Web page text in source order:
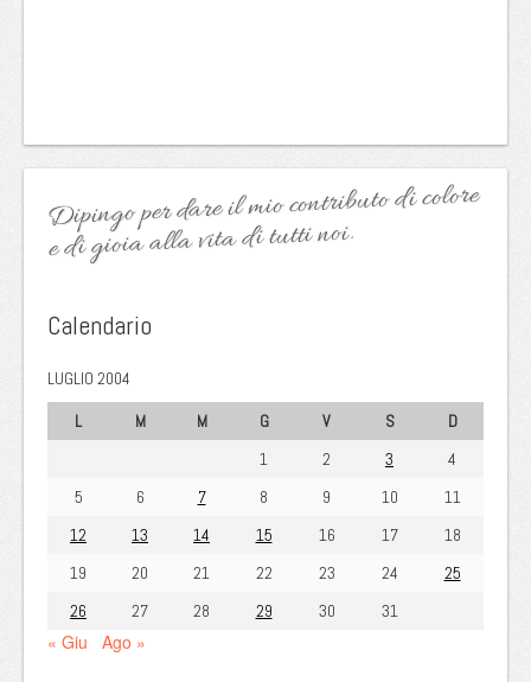
Dipingo per dare il mio contributo di colore
e di gioia alla vita di tutti noi.
Calendario
LUGLIO 2004
L
M M G V S
D
1
2 3
4
5
6 7 8 9 10
11
12
13 14 15 16 17
18
19
20 21 22 23 24
25
26
27 28 29 30 31
« Giu Ago »